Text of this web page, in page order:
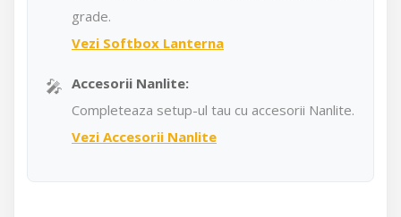
grade.
Vezi Softbox Lanterna
🎤 Accesorii Nanlite:
Completeaza setup-ul tau cu accesorii Nanlite.
Vezi Accesorii Nanlite